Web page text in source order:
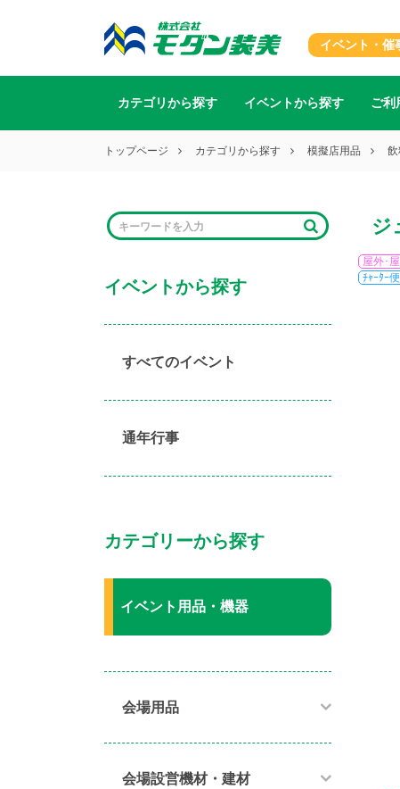
イベント・催
カテゴリから探す イベントから探す ご利
トップページ カテゴリから探す 模擬店用品
イベントから探す
すべてのイベント
通年行事
カテゴリーから探す
イベント用品・機器
会場用品
会場設営機材・建材
ジ
屋外･
ﾁｬｰﾀｰ便